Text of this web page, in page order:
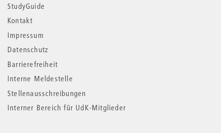
StudyGuide
Kontakt
Impressum
Datenschutz
Barrierefreiheit
Interne Meldestelle
Stellenausschreibungen
Interner Bereich für UdK-Mitglieder